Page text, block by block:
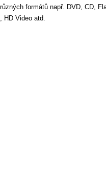
formátů např. DVD, CD,
HD Video atd.